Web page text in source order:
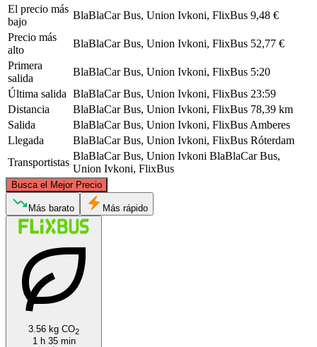
El precio más
bajo
BlaBlaCar Bus, Union Ivkoni, FlixBus 9,48 €
Precio más
alto
BlaBlaCar Bus, Union Ivkoni, FlixBus 52,77 €
Primera
salida
BlaBlaCar Bus, Union Ivkoni, FlixBus 5:20
Última salida BlaBlaCar Bus, Union Ivkoni, FlixBus 23:59
Distancia
BlaBlaCar Bus, Union Ivkoni, FlixBus 78,39 km
Salida
BlaBlaCar Bus, Union Ivkoni, FlixBus Amberes
Llegada
BlaBlaCar Bus, Union Ivkoni, FlixBus Róterdam
Transportistas
BlaBlaCar Bus, Union Ivkoni BlaBlaCar Bus,
Union Ivkoni, FlixBus
Busca el Mejor Precio
©CARTO
Más barato Más rápido
3.56 kg CO2
1 h 35 min